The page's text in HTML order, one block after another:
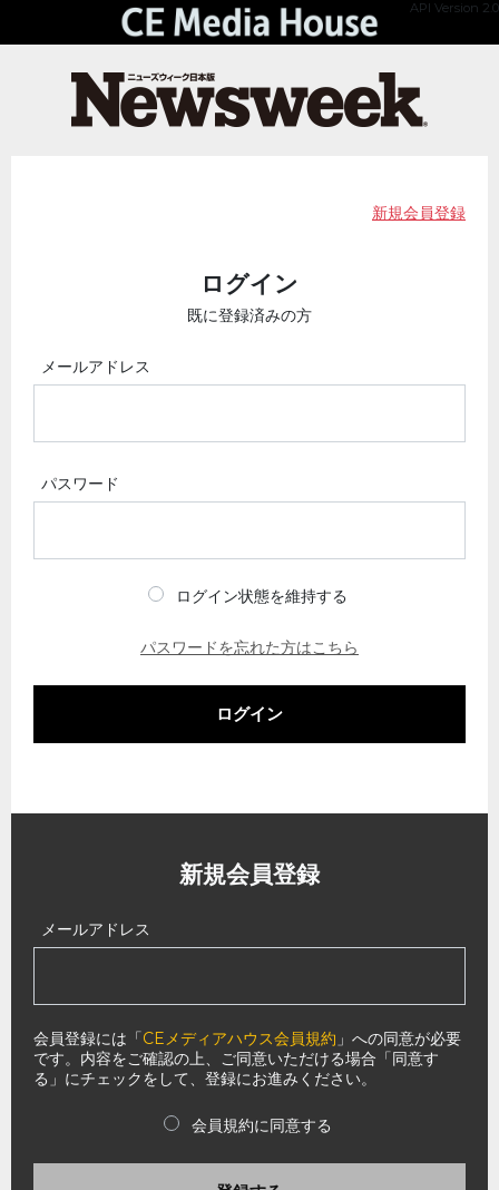
API Version 2.0
新規会員登録
ログイン
既に登録済みの方
メールアドレス
パスワード
ログイン状態を維持する
パスワードを忘れた方はこちら
ログイン
新規会員登録
メールアドレス
会員登録には「CEメディアハウス会員規約 」への同意が必要
です。内容をご確認の上、ご同意いただける場合「同意す
る」にチェックをして、登録にお進みください。
会員規約に同意する